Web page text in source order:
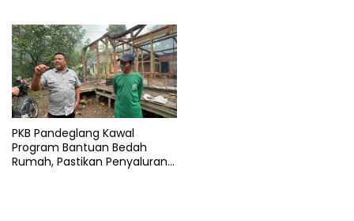
PKB Pandeglang Kawal
Program Bantuan Bedah
Rumah, Pastikan Penyaluran